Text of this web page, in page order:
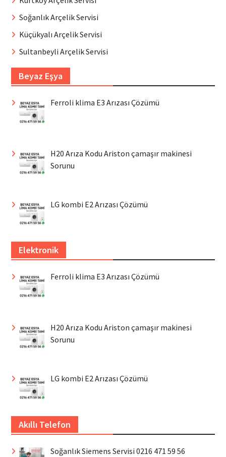
Soğanlık Arçelik Servisi
Küçükyalı Arçelik Servisi
Sultanbeyli Arçelik Servisi
Beyaz Eşya
Ferroli klima E3 Arızası Çözümü
H20 Arıza Kodu Ariston çamaşır makinesi
Sorunu
LG kombi E2 Arızası Çözümü
Elektronik
Ferroli klima E3 Arızası Çözümü
H20 Arıza Kodu Ariston çamaşır makinesi
Sorunu
LG kombi E2 Arızası Çözümü
Akıllı Telefon
Soğanlık Siemens Servisi 0216 471 59 56